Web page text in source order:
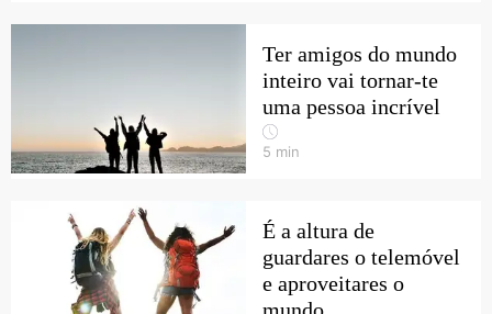
Ter amigos do mundo
inteiro vai tornar-te
uma pessoa incrível
5 min
É a altura de
guardares o telemóvel
e aproveitares o